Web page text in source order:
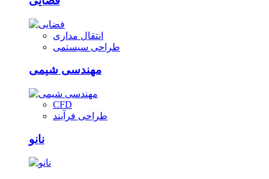
انتقال مداری
طراحی سیستمی
مهندسی شیمی
CFD
طراحی فرآیند
نانو